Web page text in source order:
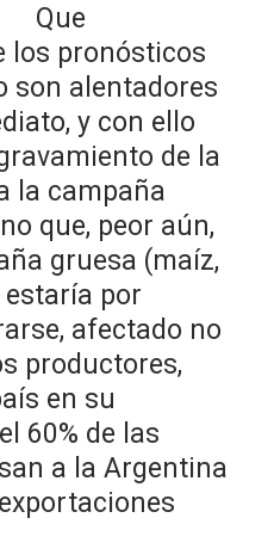
los pronósticos
son alentadores
y con ello
de la
la campaña
que, peor aún,
gruesa (maíz,
por
afectado no
productores,
en su
60% de las
a la Argentina